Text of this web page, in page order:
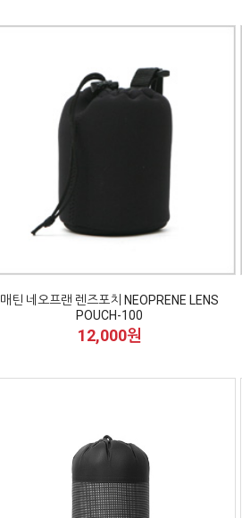
매틴 네오프랜 렌즈포치 NEOPRENE LENS
POUCH-100
12,000원